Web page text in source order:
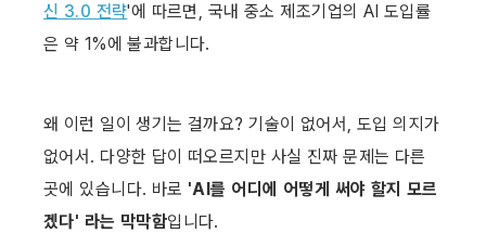
신 3.0 전략'에 따르면, 국내 중소 제조기업의 AI 도입률
은 약 1%에 불과합니다.
왜 이런 일이 생기는 걸까요? 기술이 없어서, 도입 의지가
없어서. 다양한 답이 떠오르지만 사실 진짜 문제는 다른
곳에 있습니다. 바로 'AI를 어디에 어떻게 써야 할지 모르
겠다' 라는 막막함입니다.